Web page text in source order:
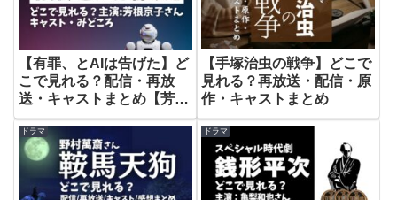
【有罪、とAIは告げた】ど
こで見れる？配信・再放
送・キャストまとめ【芳根
京子さん主演】
【手塚治虫の戦争】どこで
見れる？再放送・配信・原
作・キャストまとめ
ドラマ ドラマ